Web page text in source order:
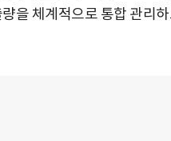
을 체계적으로 통합 관리